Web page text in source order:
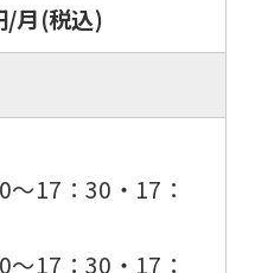
/月(税込)
17：30・17：
：30・17：